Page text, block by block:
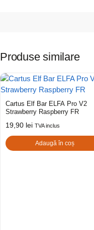
Produse similare
Cartus Elf Bar ELFA Pro V2
Strawberry Raspberry FR
19,90 lei TVA inclus
Adaugă în coș